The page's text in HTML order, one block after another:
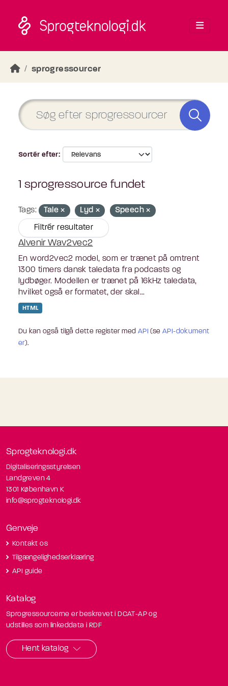
sprogressourcer
Sortér efter
1 sprogressource fundet
Tags: Tale Lyd Speech
Filtrér resultater
Alvenir Wav2vec2
En word2vec2 model, som er trænet på omtrent
1300 timers dansk taledata fra podcasts og
lydbøger. Modellen er trænet på 16kHz taledata,
hvilket også er formatet, der skal...
HTML
Du kan også tilgå dette register med API (seAPI-dokument
er).
Sprogteknologi.dk
Digitaliseringsstyrelsen
Landgreven 4
1301 København K
info@sprogteknologi.dk
Genveje
Kontakt os
Tilgængelighedserklæring
API guide
Katalog
Sprogressourcerne er beskrevet i DCAT-AP og
udstilles som linkeddata i RDF
Hent katalog